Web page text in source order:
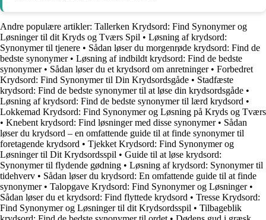
Andre populære artikler: Tallerken Krydsord: Find Synonymer og
Løsninger til dit Kryds og Tværs Spil • Løsning af krydsord:
Synonymer til tjenere • Sådan løser du morgenrøde krydsord: Find de
bedste synonymer• Løsning af indbildt krydsord: Find de bedste
synonymer• Sådan løser du et krydsord om anretninger• Forbedret
Krydsord: Find Synonymer til Din Krydsordsgåde • Stadfæste
krydsord: Find de bedste synonymer til at løse din krydsordsgåde •
Løsning af krydsord: Find de bedste synonymer til lærd krydsord •
Lokkemad Krydsord: Find Synonymer og Løsning på Kryds og Tværs
• Knebent krydsord: Find løsninger med disse synonymer• Sådan
løser du krydsord – en omfattende guide til at finde synonymer til
foretagende krydsord • Tjekket Krydsord: Find Synonymer og
Løsninger til Dit Krydsordsspil • Guide til at løse krydsord:
Synonymer til flydende gødning • Løsning af krydsord: Synonymer til
tidehverv • Sådan løser du krydsord: En omfattende guide til at finde
synonymer• Talopgave Krydsord: Find Synonymer og Løsninger•
Sådan løser du et krydsord: Find flyttede krydsord • Tresse Krydsord:
Find Synonymer og Løsninger til dit Krydsordsspil • Tilbageblik